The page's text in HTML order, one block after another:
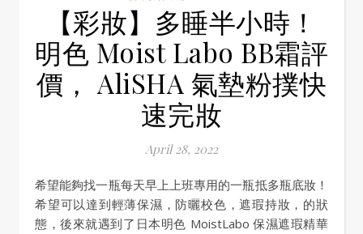
【彩妝】多睡半小時！
明色 Moist Labo BB霜評
價， AliSHA 氣墊粉撲快
速完妝
April 28, 2022
希望能夠找一瓶每天早上上班專用的一瓶抵多瓶底妝！
希望可以達到輕薄保濕，防曬校色，遮瑕持妝，的狀
態，後來就遇到了日本明色 MoistLabo 保濕遮瑕精華